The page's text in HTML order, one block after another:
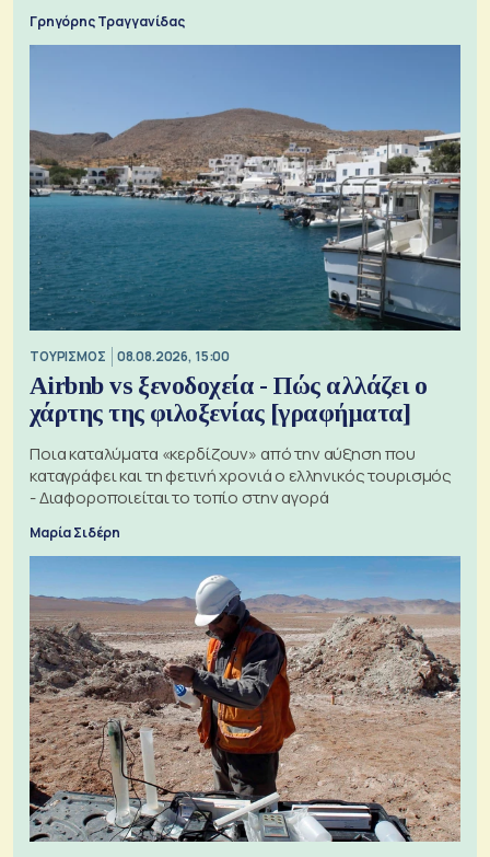
Γρηγόρης Τραγγανίδας
ΤΟΥΡΙΣΜΟΣ 08.08.2026, 15:00
Airbnb vs ξενοδοχεία - Πώς αλλάζει ο
χάρτης της φιλοξενίας [γραφήματα]
Ποια καταλύματα «κερδίζουν» από την αύξηση που
καταγράφει και τη φετινή χρονιά ο ελληνικός τουρισμός
- Διαφοροποιείται το τοπίο στην αγορά
Μαρία Σιδέρη